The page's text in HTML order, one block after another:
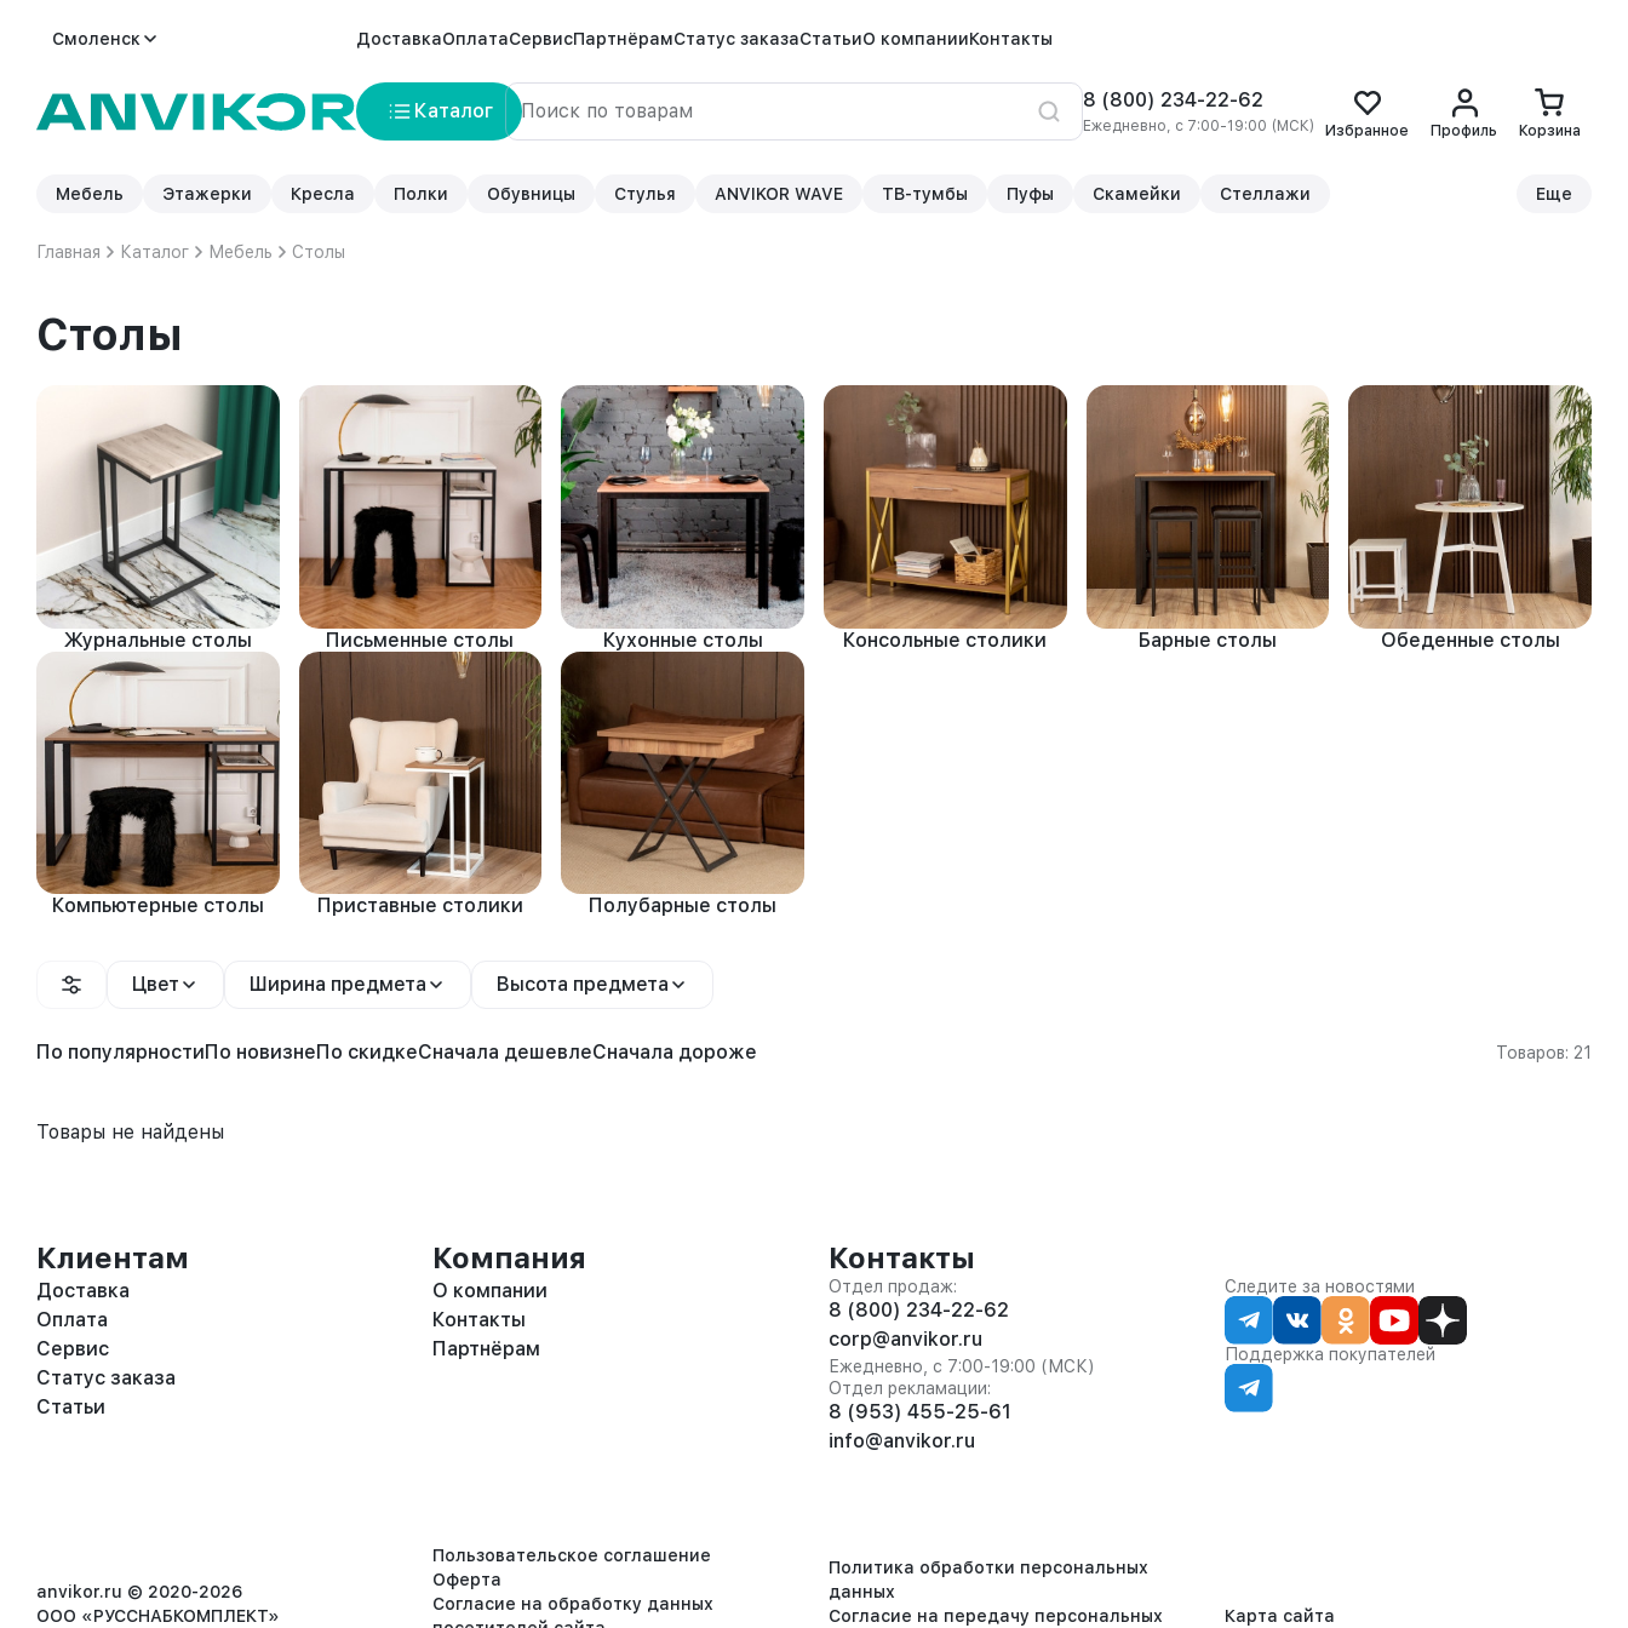
Смоленск ДоставкаОплатаСервисПартнёрамСтатус заказаСтатьиО компанииКонтакты
Каталог 8 (800) 234-22-62
Ежедневно, с 7:00-19:00 (МСК) Избранное Профиль Корзина
Мебель Этажерки Кресла Полки Обувницы Стулья ANVIKOR WAVE ТВ-тумбы Пуфы Скамейки Стеллажи Еще
Главная Каталог Мебель Столы
Столы
Журнальные столы Письменные столы Кухонные столы Консольные столики Барные столы Обеденные столы
Компьютерные столы Приставные столики Полубарные столы
Цвет Ширина предмета Высота предмета
По популярностиПо новизнеПо скидкеСначала дешевлеСначала дороже Товаров: 21
Товары не найдены
Клиентам
Доставка
Оплата
Сервис
Статус заказа
Статьи
Компания
О компании
Контакты
Партнёрам
Контакты
Отдел продаж:
8 (800) 234-22-62
corp@anvikor.ru
Ежедневно, с 7:00-19:00 (МСК)
Отдел рекламации:
8 (953) 455-25-61
info@anvikor.ru
Следите за новостями
Поддержка покупателей
anvikor.ru © 2020-2026
ООО «РУССНАБКОМПЛЕКТ»
Пользовательское соглашение
Оферта
Согласие на обработку данных
Политика обработки персональных
данных
Согласие на передачу персональных
Карта сайта